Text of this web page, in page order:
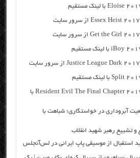
دانلود رایگان فیلم خارجی Resident Evil The Final Chapter 2017 با
آبروداری در خواستگاری؛ شباهت با
استقبال از موسیقی پاپ ایرانی در لس‌آنجلس